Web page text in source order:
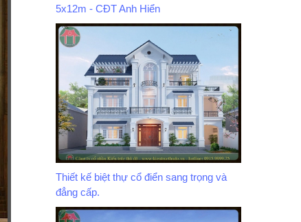
5x12m - CĐT Anh Hiển
Thiết kế biệt thự cổ điển sang trọng và
đẳng cấp.